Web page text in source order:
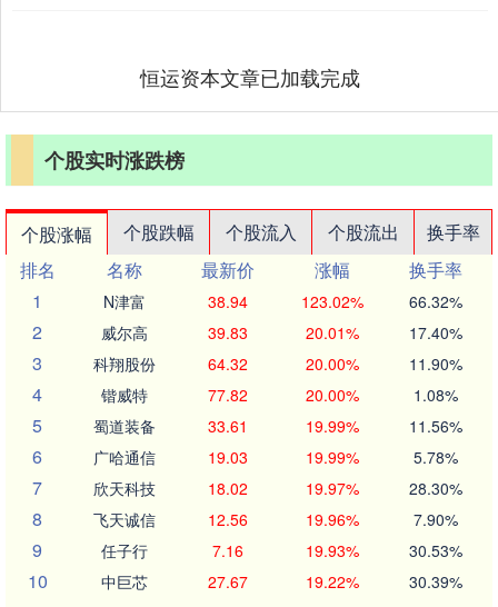
恒运资本文章已加载完成
个股实时涨跌榜
个股涨幅 个股跌幅 个股流入 个股流出
换手率
排名
名称 最新价 涨幅
换手率
1
N津富 38.94 123.02% 66.32%
2 威尔高 39.83 20.01% 17.40%
3 科翔股份 64.32 20.00% 11.90%
4 锴威特 77.82 20.00% 1.08%
5 蜀道装备 33.61 19.99% 11.56%
6 广哈通信 19.03 19.99% 5.78%
7 欣天科技 18.02 19.97% 28.30%
8 飞天诚信 12.56 19.96% 7.90%
9 任子行 7.16 19.93% 30.53%
10 中巨芯 27.67 19.22% 30.39%